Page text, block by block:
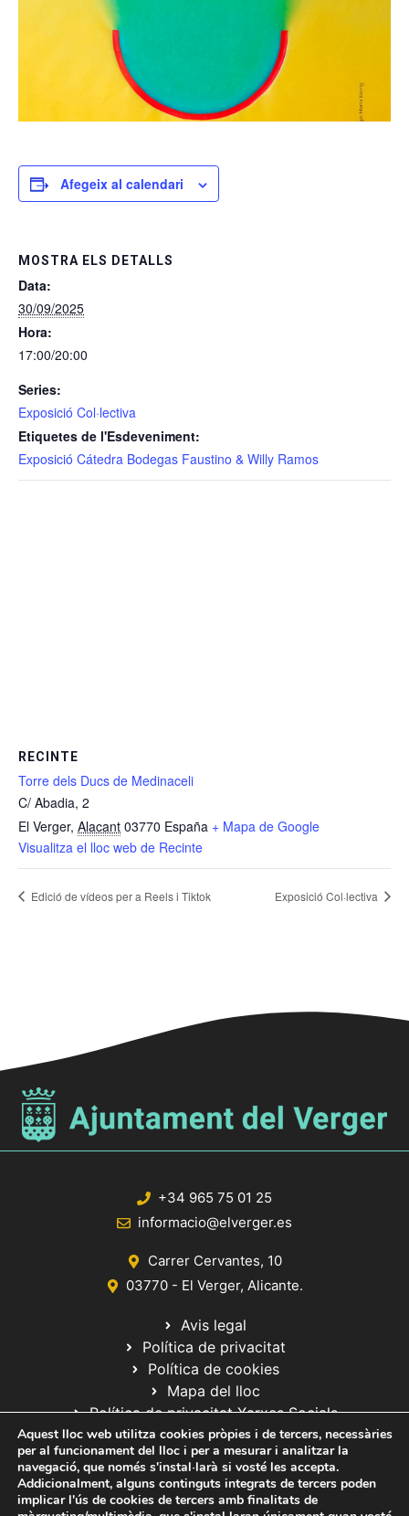
Afegeix al calendari
MOSTRA ELS DETALLS
Data:
30/09/2025
Hora:
17:00/20:00
Series:
Exposició Col·lectiva
Etiquetes de l'Esdeveniment:
Exposició Cátedra Bodegas Faustino & Willy Ramos
RECINTE
Torre dels Ducs de Medinaceli
C/ Abadia, 2
El Verger, Alacant 03770 España + Mapa de Google
Visualitza el lloc web de Recinte
Edició de vídeos per a Reels i Tiktok Exposició Col·lectiva
+34 965 75 01 25
informacio@elverger.es
Carrer Cervantes, 10
03770 - El Verger, Alicante.
Avis legal
Política de privacitat
Política de cookies
Mapa del lloc
Política de privacitat Xarxes Socials
Aquest lloc web utilitza cookies pròpies i de tercers, necessàries
per al funcionament del lloc i per a mesurar i analitzar la
navegació, que només s'instal·larà si vosté les accepta.
Addicionalment, alguns continguts integrats de tercers poden
implicar l'ús de cookies de tercers amb finalitats de